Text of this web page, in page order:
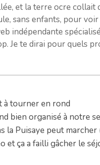
et la terre ocre collait
sans enfants, pour
indépendante
Je te dirai pour quels
à tourner en rond
bien organisé à notre
Puisaye peut marcher
et ça a failli gâcher le